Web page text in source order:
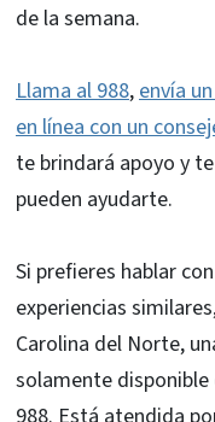
de la semana.
Llama al 988,envía
en línea con un
te brindará apoyo y
pueden ayudarte.
Si prefieres hablar
experiencias
Carolina del Norte,
solamente